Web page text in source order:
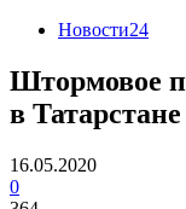
Новости24
Штормовое
в Татарстане
16.05.2020
0